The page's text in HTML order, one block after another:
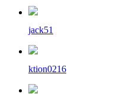
jack51
ktion0216